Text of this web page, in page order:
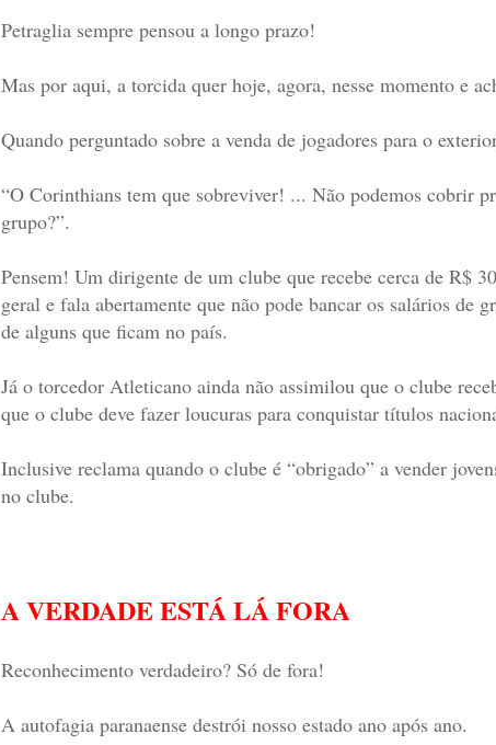
Petraglia sempre pensou a longo prazo!
Mas por aqui, a torcida quer hoje, agora, nesse momento e
Quando perguntado sobre a venda de jogadores para o
“O Corinthians tem que sobreviver! ... Não podemos cobrir
grupo?”.
Pensem! Um dirigente de um clube que recebe cerca de R$
geral e fala abertamente que não pode bancar os salários de
de alguns que ficam no país.
Já o torcedor Atleticano ainda não assimilou que o clube
que o clube deve fazer loucuras para conquistar títulos
Inclusive reclama quando o clube é “obrigado” a vender
no clube.
A VERDADE ESTÁ LÁ FORA
Reconhecimento verdadeiro? Só de fora!
A autofagia paranaense destrói nosso estado ano após ano.